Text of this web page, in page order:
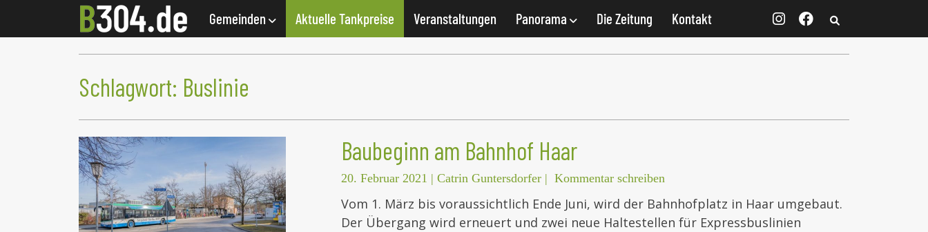
Gemeinden Aktuelle Tankpreise Veranstaltungen Panorama Die Zeitung Kontakt
Schlagwort: Buslinie
Baubeginn am Bahnhof Haar
20. Februar 2021 | Catrin Guntersdorfer | Kommentar schreiben
Vom 1. März bis voraussichtlich Ende Juni, wird der Bahnhofplatz in Haar umgebaut.
Der Übergang wird erneuert und zwei neue Haltestellen für Expressbuslinien